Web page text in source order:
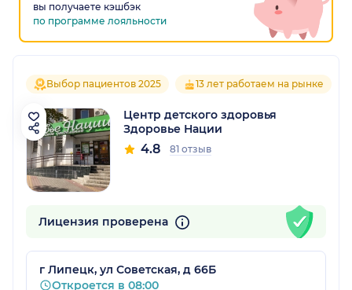
вы получаете кэшбэк
по программе лояльности
Выбор пациентов 2025 13 лет работаем на рынке
Центр детского здоровья
Здоровье Нации
4.8 81 отзыв
Лицензия проверена
г Липецк, ул Советская, д 66Б
Откроется в 08:00